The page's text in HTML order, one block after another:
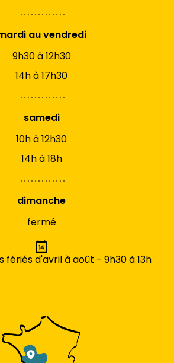
au vendredi
9h30 à 12h30
14h à 17h30
samedi
10h à 12h30
14h à 18h
dimanche
fermé
fériés d'avril à août - 9h30 à 13h